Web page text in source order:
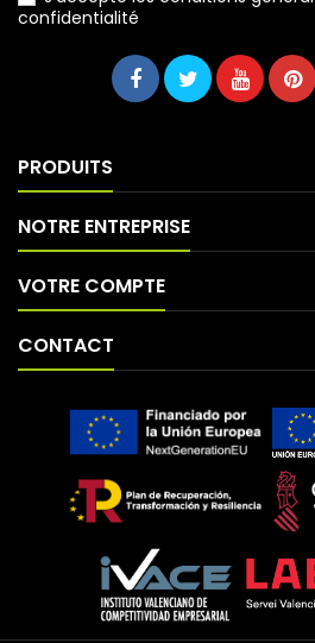
confidentialité
PRODUITS
NOTRE ENTREPRISE
VOTRE COMPTE
CONTACT